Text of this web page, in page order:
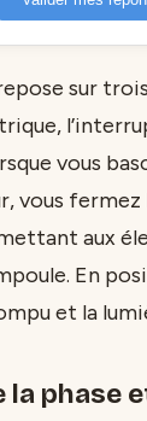
sur
vous
vous
aux
En
et la
la phase